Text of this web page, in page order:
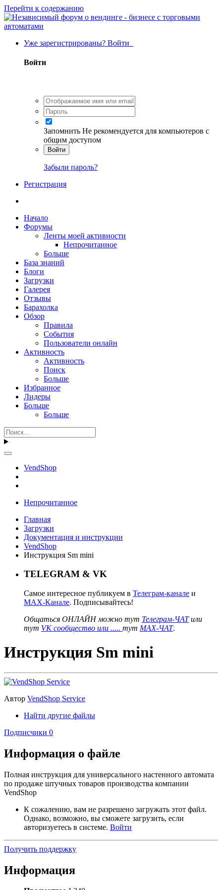
Перейти к содержанию
Уже зарегистрированы? Войти
Войти
Запомнить Не рекомендуется для компьютеров с
общим доступом
Войти
Забыли пароль?
Регистрация
Начало
Форумы
Ленты моей активности
Непрочитанное
Больше
База знаний
Блоги
Загрузки
Галерея
Отзывы
Барахолка
Обзор
Правила
События
Пользователи онлайн
Активность
Активность
Поиск
Больше
Избранное
Лидеры
Больше
Больше
VendShop
Непрочитанное
Главная
Загрузки
Документация и инструкции
VendShop
Инструкция Sm mini
TELEGRAM & VK
Самое интересное публикуем в Телеграм-канале и
MAX-Канале. Подписывайтесь!
Общаться ОНЛАЙН можно тут Телеграм-ЧАТили
тут VK сообщество или ..... тут MAX-ЧАТ.
Инструкция Sm mini
Автор VendShop Service
Найти другие файлы
Подписчики 0
Информация о файле
Полная инструкция для универсального настенного автомата
по продаже штучных товаров производства компании
VendShop
К сожалению, вам не разрешено загружать этот файл.
Однако, возможно, вы сможете загрузить, если
авторизуетесь в системе. Войти
Получить поддержку
Информация